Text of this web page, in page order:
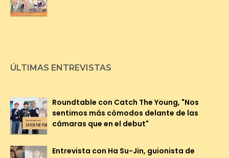
ÚLTIMAS ENTREVISTAS
Roundtable con Catch The Young, "Nos
sentimos más cómodos delante de las
cámaras que en el debut"
Entrevista con Ha Su-Jin, guionista de